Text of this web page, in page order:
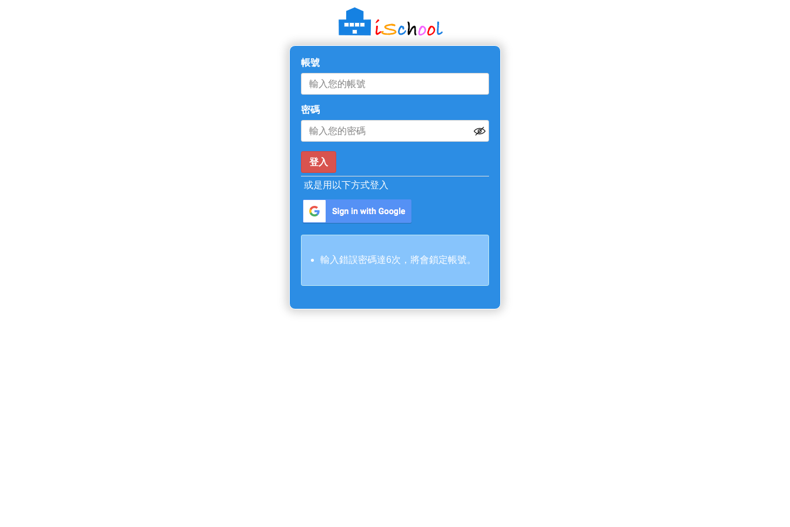
帳號
密碼
或是用以下方式登入
輸入錯誤密碼達6次，將會鎖定帳號。